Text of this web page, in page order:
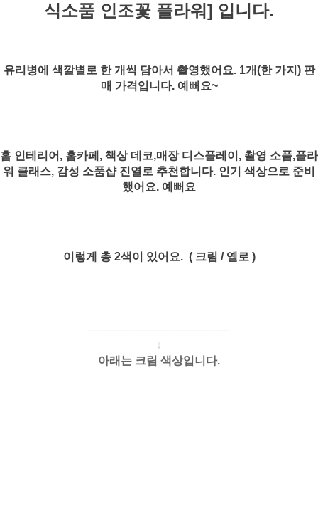
식소품 인조꽃 플라워] 입니다.
유리병에 색깔별로 한 개씩 담아서 촬영했어요. 1개(한 가지) 판
매 가격입니다. 예뻐요~
홈 인테리어, 홈카페, 책상 데코,매장 디스플레이, 촬영 소품,플라
워 클래스, 감성 소품샵 진열로 추천합니다. 인기 색상으로 준비
했어요. 예뻐요
이렇게 총 2색이 있어요. ( 크림 / 옐로 )
──────────────────
↓
아래는 크림 색상입니다.